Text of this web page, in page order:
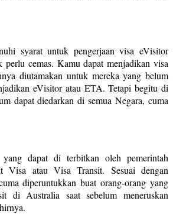
syarat untuk pengerjaan visa eVisitor
cemas. Kamu dapat menjadikan visa
diutamakan untuk mereka yang belum
eVisitor atau ETA. Tetapi begitu di
dapat diedarkan di semua Negara, cuma
dapat di terbitkan oleh pemerintah
Visa atau Visa Transit. Sesuai dengan
diperuntukkan buat orang-orang yang
di Australia saat sebelum meneruskan